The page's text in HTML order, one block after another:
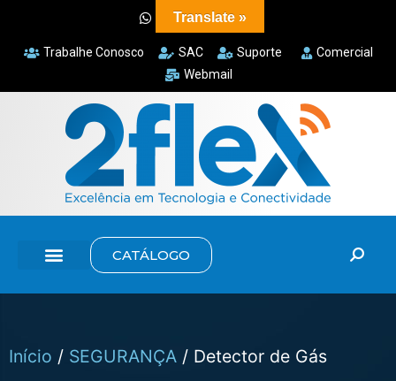
Trabalhe Conosco SAC Suporte
Comercial
Webmail
CATÁLOGO
Início / SEGURANÇA / Detector de Gás
Translate »